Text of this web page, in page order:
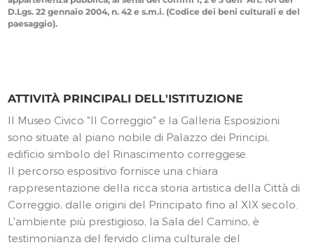
D.Lgs. 22 gennaio 2004, n. 42 e s.m.i. (Codice dei beni culturali e del
paesaggio).
ATTIVITÀ PRINCIPALI DELL'ISTITUZIONE
Il Museo Civico "Il Correggio" e la Galleria Esposizioni
sono situate al piano nobile di Palazzo dei Principi,
edificio simbolo del Rinascimento correggese.
Il percorso espositivo fornisce una chiara
rappresentazione della ricca storia artistica della Città di
Correggio, dalle origini del Principato fino al XIX secolo.
L'ambiente più prestigioso, la Sala del Camino, è
testimonianza del fervido clima culturale del